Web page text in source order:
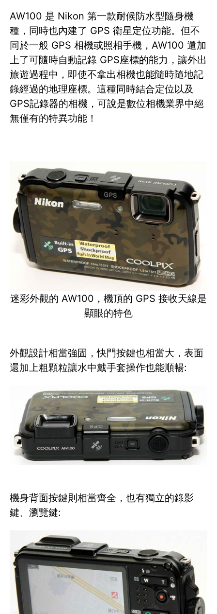
AW100 是 Nikon 第一款耐候防水型隨身機
種，同時也內建了 GPS 衛星定位功能。但不
同於一般 GPS 相機或照相手機，AW100 還加
上了可隨時自動記錄 GPS座標的能力，讓外出
旅遊過程中，即使不拿出相機也能隨時隨地記
錄經過的地理座標。這種同時結合定位以及
GPS記錄器的相機，可說是數位相機業界中絕
無僅有的特異功能！
迷彩外觀的 AW100，機頂的 GPS 接收天線是
顯眼的特色
外觀設計相當強固，快門按鍵也相當大，表面
還加上粗顆粒讓水中戴手套操作也能順暢:
機身背面按鍵則相當齊全，也有獨立的錄影
鍵、瀏覽鍵: